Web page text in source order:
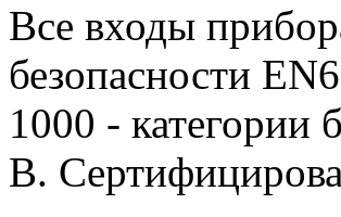
Все входы
безопасности
1000 - категории
В.